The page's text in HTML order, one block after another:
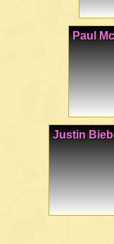
Paul
Justin